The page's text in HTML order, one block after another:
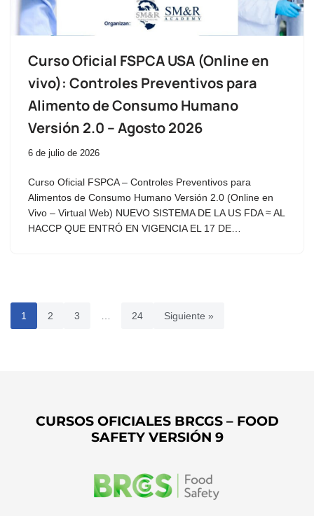
Curso Oficial FSPCA USA (Online en
vivo): Controles Preventivos para
Alimento de Consumo Humano
Versión 2.0 – Agosto 2026
6 de julio de 2026
Curso Oficial FSPCA – Controles Preventivos para
Alimentos de Consumo Humano Versión 2.0 (Online en
Vivo – Virtual Web) NUEVO SISTEMA DE LA US FDA ≈ AL
HACCP QUE ENTRÓ EN VIGENCIA EL 17 DE…
1 2 3 24 Siguiente »
CURSOS OFICIALES BRCGS – FOOD
SAFETY VERSIÓN 9